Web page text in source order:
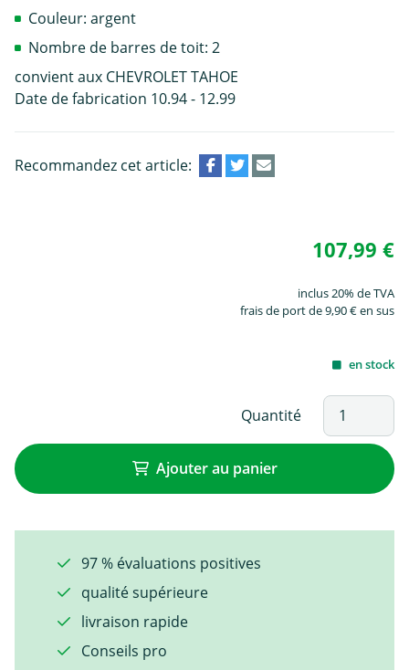
Couleur: argent
Nombre de barres de toit: 2
convient aux CHEVROLET TAHOE
Date de fabrication 10.94 - 12.99
Recommandez cet article:
107,99 €
inclus 20% de TVA
frais de port de 9,90 € en sus
en stock
Quantité
Ajouter au panier
97 % évaluations positives
qualité supérieure
livraison rapide
Conseils pro